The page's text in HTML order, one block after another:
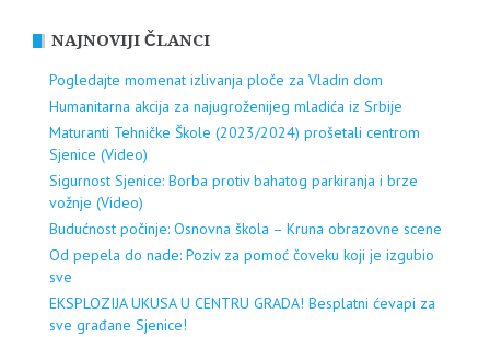
NAJNOVIJI ČLANCI
Pogledajte momenat izlivanja ploče za Vladin dom
Humanitarna akcija za najugroženijeg mladića iz Srbije
Maturanti Tehničke Škole (2023/2024) prošetali centrom
Sjenice (Video)
Sigurnost Sjenice: Borba protiv bahatog parkiranja i brze
vožnje (Video)
Budućnost počinje: Osnovna škola – Kruna obrazovne scene
Od pepela do nade: Poziv za pomoć čoveku koji je izgubio
sve
EKSPLOZIJA UKUSA U CENTRU GRADA! Besplatni ćevapi za
sve građane Sjenice!